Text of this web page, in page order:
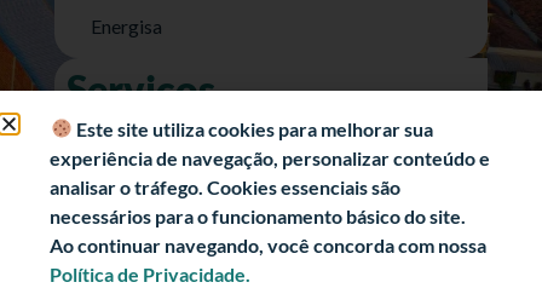
Energisa
Serviços
Nota Fiscal Eletrônica
e-SIC (Acesso a Informação)
Transparência Fiscal
História
Informações Turísticas
Este site utiliza cookies para melhorar sua
experiência de navegação, personalizar conteúdo e
analisar o tráfego. Cookies essenciais são
necessários para o funcionamento básico do site.
Ao continuar navegando, você concorda com nossa
Política de Privacidade.